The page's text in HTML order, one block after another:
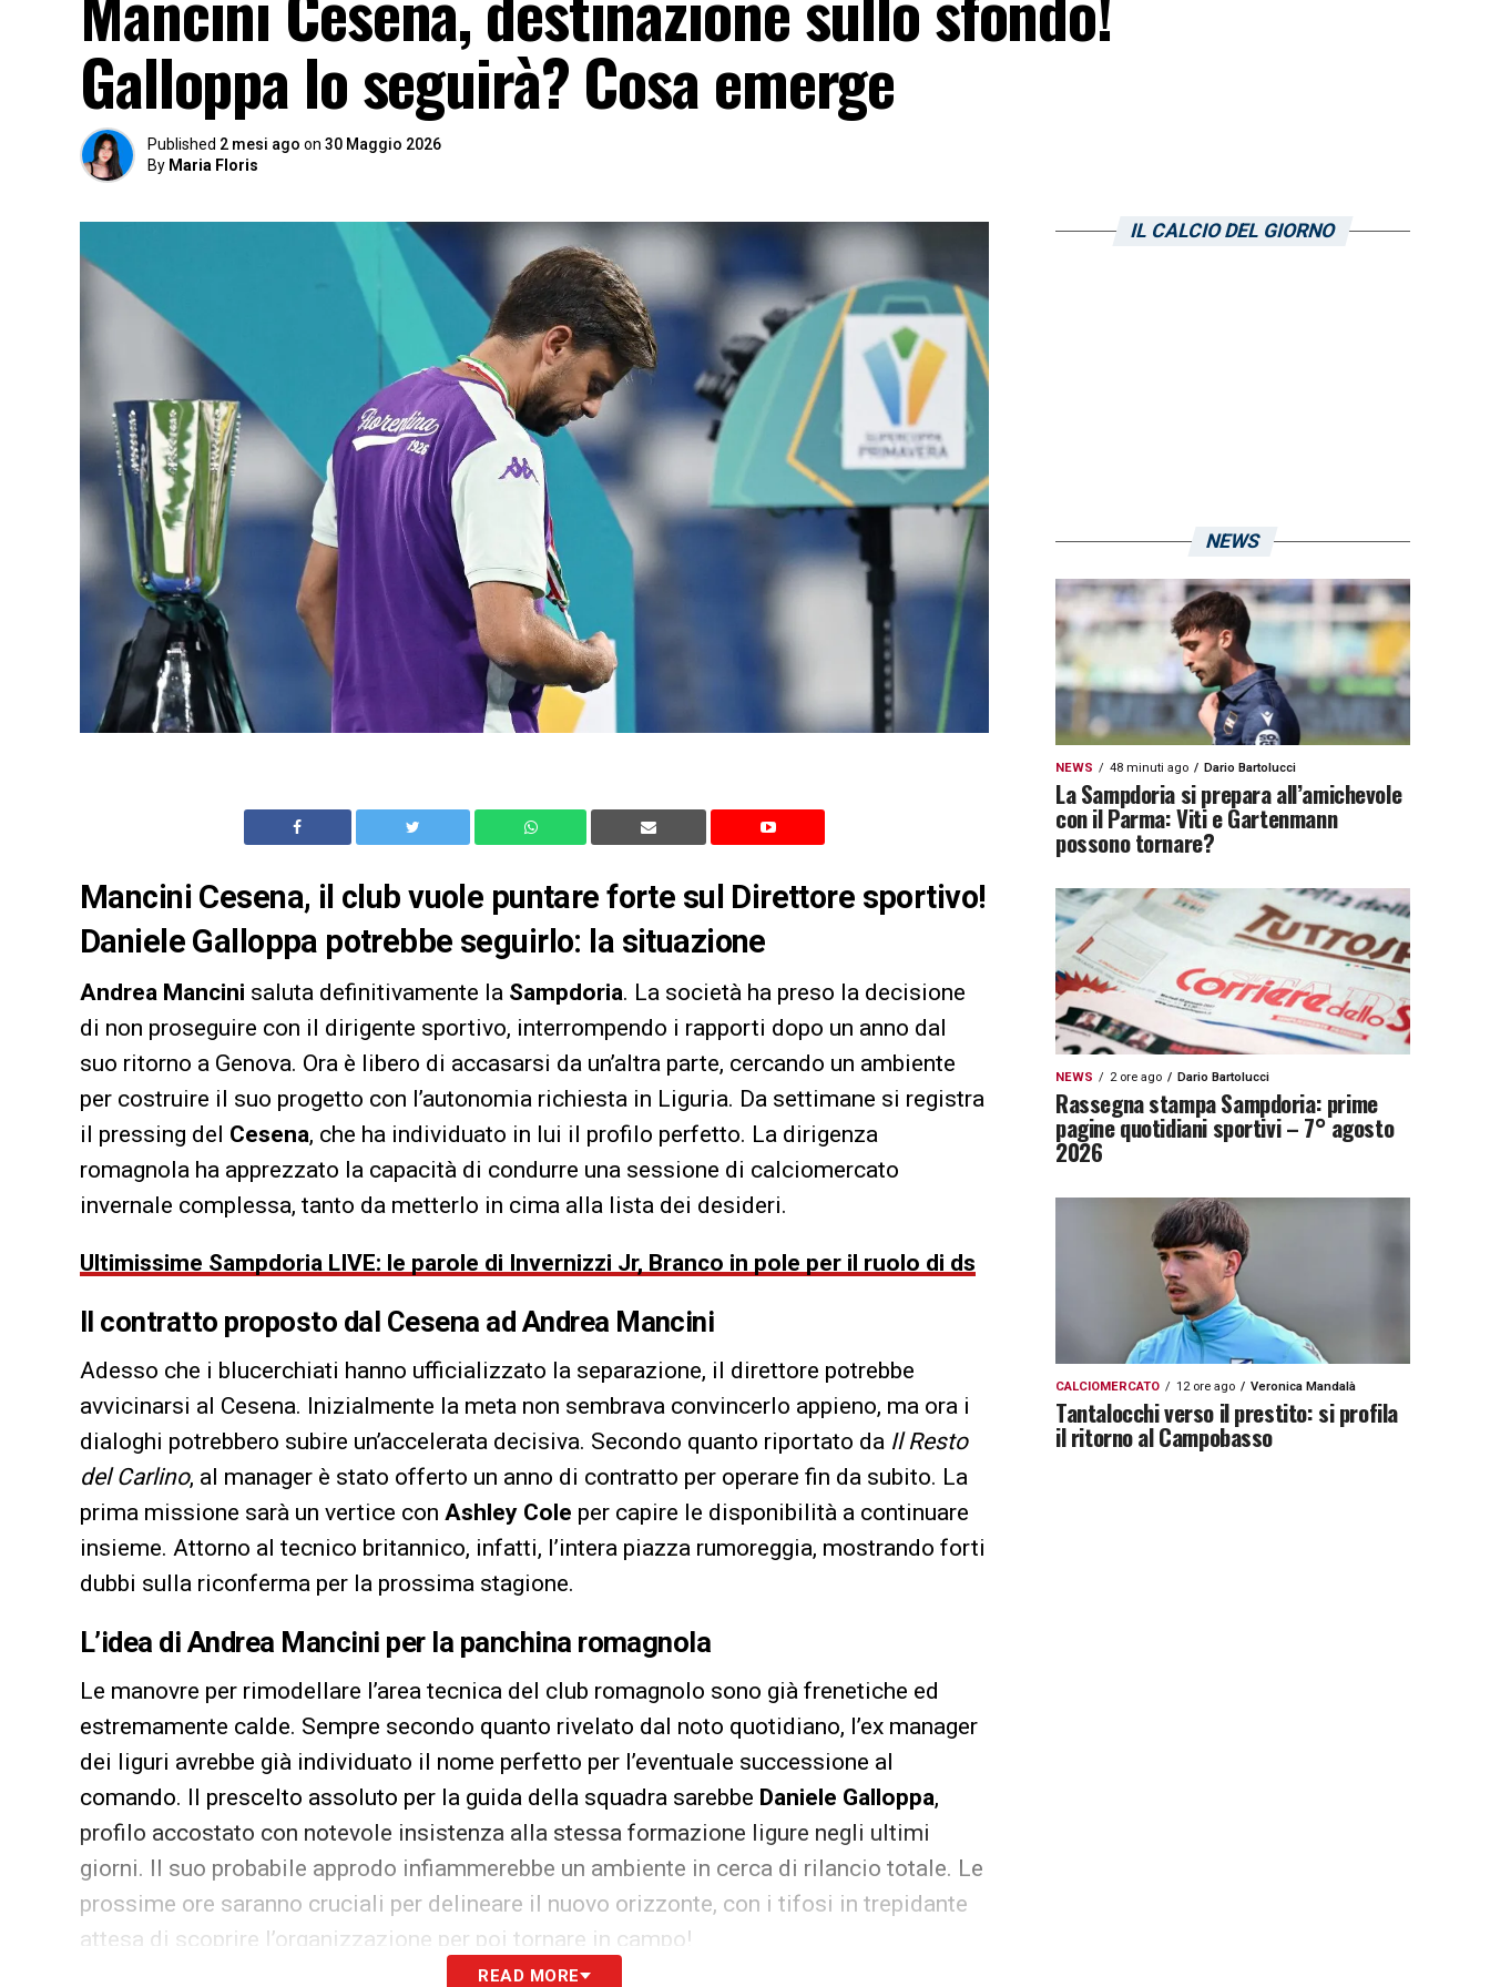
Galloppa lo seguirà? Cosa emerge
Published 2 mesi ago on 30 Maggio 2026
By Maria Floris
Mancini Cesena, il club vuole puntare forte sul Direttore sportivo!
Daniele Galloppa potrebbe seguirlo: la situazione
Andrea Mancini saluta definitivamente la Sampdoria. La società ha preso la decisione
di non proseguire con il dirigente sportivo, interrompendo i rapporti dopo un anno dal
suo ritorno a Genova. Ora è libero di accasarsi da un’altra parte, cercando un ambiente
per costruire il suo progetto con l’autonomia richiesta in Liguria. Da settimane si registra
il pressing del Cesena, che ha individuato in lui il profilo perfetto. La dirigenza
romagnola ha apprezzato la capacità di condurre una sessione di calciomercato
invernale complessa, tanto da metterlo in cima alla lista dei desideri.
Ultimissime Sampdoria LIVE: le parole di Invernizzi Jr, Branco in pole per il ruolo di ds
Il contratto proposto dal Cesena ad Andrea Mancini
Adesso che i blucerchiati hanno ufficializzato la separazione, il direttore potrebbe
avvicinarsi al Cesena. Inizialmente la meta non sembrava convincerlo appieno, ma ora i
dialoghi potrebbero subire un’accelerata decisiva. Secondo quanto riportato da Il Resto
del Carlino, al manager è stato offerto un anno di contratto per operare fin da subito. La
prima missione sarà un vertice con Ashley Cole per capire le disponibilità a continuare
insieme. Attorno al tecnico britannico, infatti, l’intera piazza rumoreggia, mostrando forti
dubbi sulla riconferma per la prossima stagione.
L’idea di Andrea Mancini per la panchina romagnola
Le manovre per rimodellare l’area tecnica del club romagnolo sono già frenetiche ed
estremamente calde. Sempre secondo quanto rivelato dal noto quotidiano, l’ex manager
dei liguri avrebbe già individuato il nome perfetto per l’eventuale successione al
comando. Il prescelto assoluto per la guida della squadra sarebbe Daniele Galloppa,
profilo accostato con notevole insistenza alla stessa formazione ligure negli ultimi
giorni. Il suo probabile approdo infiammerebbe un ambiente in cerca di rilancio totale. Le
prossime ore saranno cruciali per delineare il nuovo orizzonte, con i tifosi in trepidante
attesa di scoprire l’organizzazione per poi tornare in campo!
READ MORE
IL CALCIO DEL GIORNO
NEWS
NEWS 48 minuti ago Dario Bartolucci
La Sampdoria si prepara all’amichevole
con il Parma: Viti e Gartenmann
possono tornare?
NEWS 2 ore ago Dario Bartolucci
Rassegna stampa Sampdoria: prime
pagine quotidiani sportivi – 7° agosto
2026
CALCIOMERCATO 12 ore ago Veronica Mandalà
Tantalocchi verso il prestito: si profila
il ritorno al Campobasso